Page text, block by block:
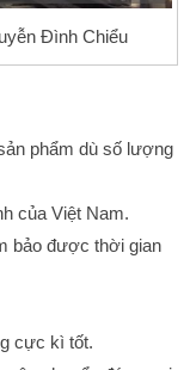
Đình Chiểu
phẩm dù số lượng
của Việt Nam.
bảo được thời gian
cực kì tốt.